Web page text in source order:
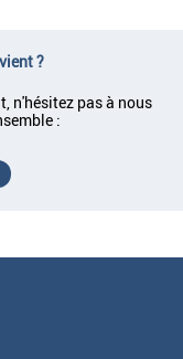
?
n'hésitez pas à nous
: